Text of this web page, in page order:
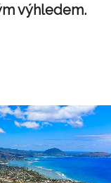
výhledem.